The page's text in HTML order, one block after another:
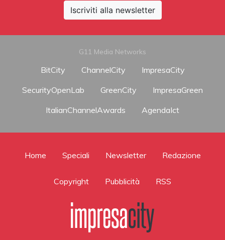
Iscriviti alla newsletter
G11 Media Networks
BitCity ChannelCity
ImpresaCity
SecurityOpenLab
GreenCity
ImpresaGreen
ItalianChannelAwards
AgendaIct
Home Speciali Newsletter Redazione
Copyright Pubblicità RSS